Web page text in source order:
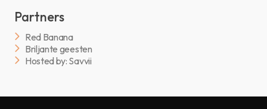
Partners
Red Banana
Briljante geesten
Hosted by: Savvii